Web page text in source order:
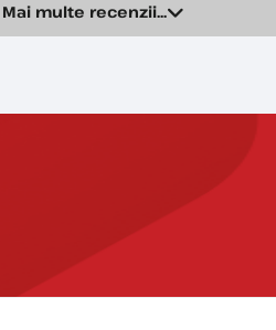
Mai multe recenzii...